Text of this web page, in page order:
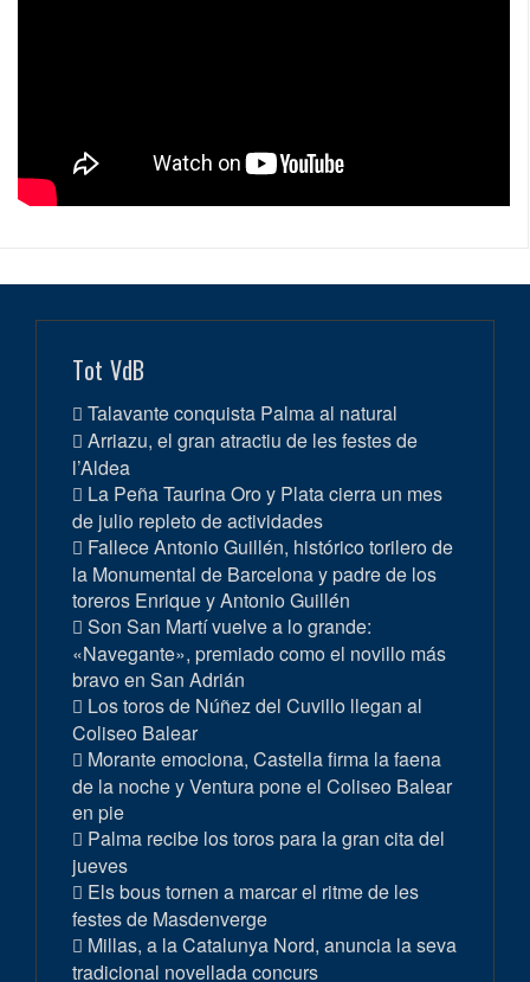
Tot VdB
Talavante conquista Palma al natural
Arriazu, el gran atractiu de les festes de
l’Aldea
La Peña Taurina Oro y Plata cierra un mes
de julio repleto de actividades
Fallece Antonio Guillén, histórico torilero de
la Monumental de Barcelona y padre de los
toreros Enrique y Antonio Guillén
Son San Martí vuelve a lo grande:
«Navegante», premiado como el novillo más
bravo en San Adrián
Los toros de Núñez del Cuvillo llegan al
Coliseo Balear
Morante emociona, Castella firma la faena
de la noche y Ventura pone el Coliseo Balear
en pie
Palma recibe los toros para la gran cita del
jueves
Els bous tornen a marcar el ritme de les
festes de Masdenverge
Millas, a la Catalunya Nord, anuncia la seva
tradicional novellada concurs